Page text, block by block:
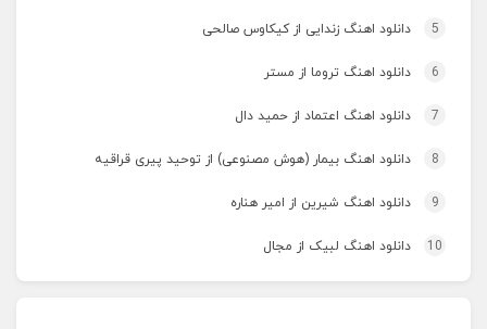
5 دانلود اهنگ زندایی از کیکاوس صالحی
6 دانلود اهنگ تروما از مستر
7 دانلود اهنگ اعتماد از حمید دال
8 دانلود اهنگ بیمار (هوش مصنوعی) از توحید پیری قراقیه
9 دانلود اهنگ شیرین از امیر هناره
10 دانلود اهنگ لبیک از مجال